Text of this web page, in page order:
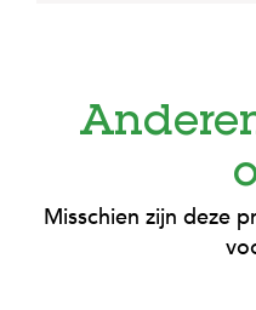
Misschien zijn deze